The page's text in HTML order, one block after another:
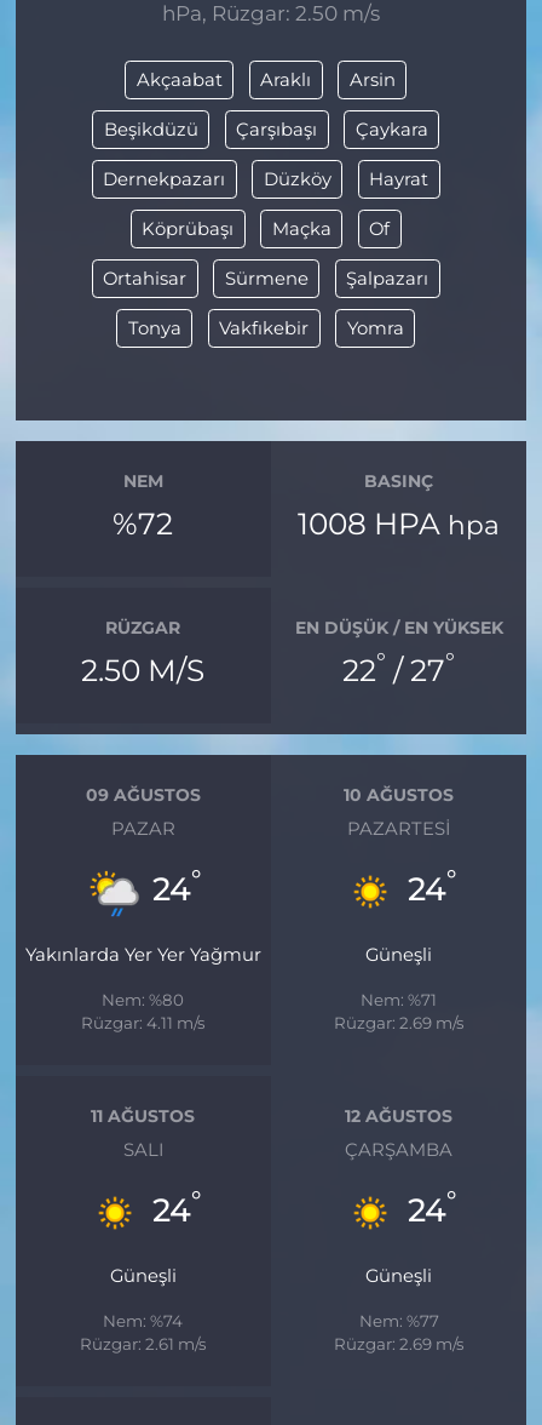
hPa, Rüzgar: 2.50 m/s
Akçaabat Araklı Arsin
Beşikdüzü Çarşıbaşı Çaykara
Dernekpazarı Düzköy Hayrat
Köprübaşı Maçka Of
Ortahisar Sürmene Şalpazarı
Tonya Vakfıkebir Yomra
NEM
%72
BASINÇ
1008 HPA hpa
RÜZGAR
2.50 M/S
EN DÜŞÜK / EN YÜKSEK
22° / 27°
09 AĞUSTOS
PAZAR
24°
Yakınlarda Yer Yer Yağmur
Nem: %80
Rüzgar: 4.11 m/s
10 AĞUSTOS
PAZARTESI
24°
Güneşli
Nem: %71
Rüzgar: 2.69 m/s
11 AĞUSTOS
SALI
24°
Güneşli
Nem: %74
Rüzgar: 2.61 m/s
12 AĞUSTOS
ÇARŞAMBA
24°
Güneşli
Nem: %77
Rüzgar: 2.69 m/s